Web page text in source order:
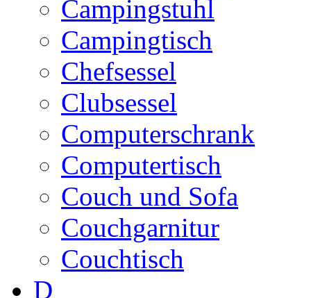
Campingstuhl
Campingtisch
Chefsessel
Clubsessel
Computerschrank
Computertisch
Couch und Sofa
Couchgarnitur
Couchtisch
D